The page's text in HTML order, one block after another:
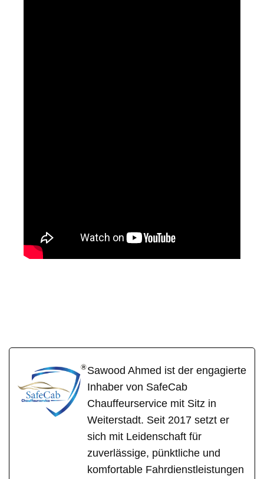
Sawood Ahmed ist der engagierte
Inhaber von SafeCab
Chauffeurservice mit Sitz in
Weiterstadt. Seit 2017 setzt er
sich mit Leidenschaft für
zuverlässige, pünktliche und
komfortable Fahrdienstleistungen